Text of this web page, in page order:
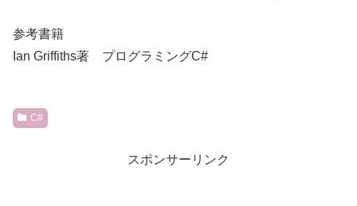
参考書籍
Ian Griffiths著 プログラミングC#
C#
スポンサーリンク